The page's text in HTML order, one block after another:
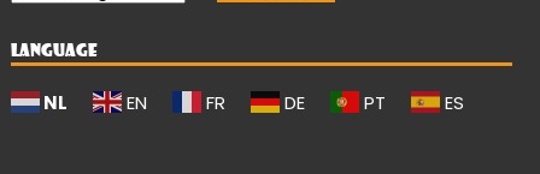
LANGUAGE
NL EN FR DE PT ES